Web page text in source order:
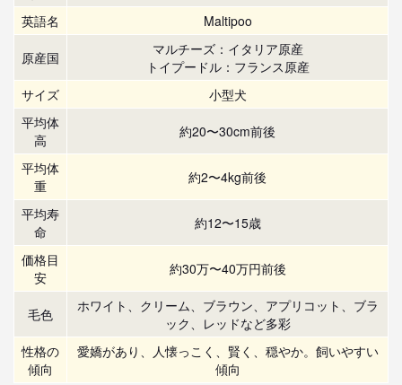
英語名
Maltipoo
原産国
マルチーズ：イタリア原産
トイプードル：フランス原産
サイズ
小型犬
平均体
高
約20〜30cm前後
平均体
重
約2〜4kg前後
平均寿
命
約12〜15歳
価格目
安
約30万〜40万円前後
毛色
ホワイト、クリーム、ブラウン、アプリコット、ブラ
ック、レッドなど多彩
性格の
傾向
愛嬌があり、人懐っこく、賢く、穏やか。飼いやすい
傾向